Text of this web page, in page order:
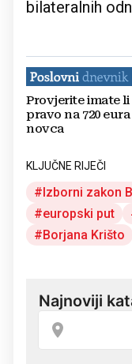
bilateralnih
Provjerite imate
pravo na 720
novca
KLJUČNE RIJEČI
Izborni zakon
europski put
Borjana Krišto